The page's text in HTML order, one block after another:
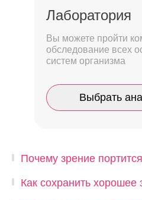
Лаборатория
Вы можете пройти
обследование всех
систем организма
Выбрать
Почему зрение
Как сохранить хорошее